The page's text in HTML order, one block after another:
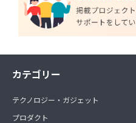
カテゴリー
テクノロジー・ガジェット
プロダクト